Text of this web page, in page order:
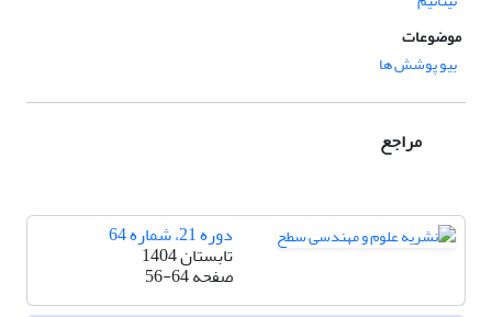
موضوعات
بیو پوشش ها
مراجع
دوره 21، شماره 64
تابستان 1404
صفحه56-64